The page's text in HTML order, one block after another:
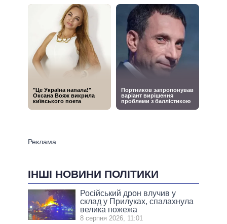
ІНШІ НОВИНИ ПОЛІТИКИ
Російський дрон влучив у
склад у Прилуках, спалахнула
велика пожежа
8 серпня 2026, 11:01